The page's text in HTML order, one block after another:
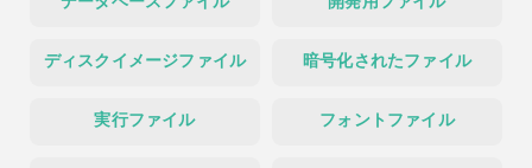
ディスクイメージファイル 暗号化されたファイル
実行ファイル フォントファイル